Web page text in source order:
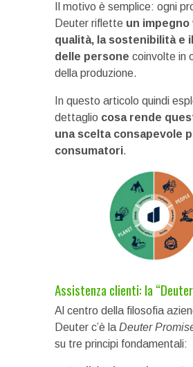
Il motivo è semplice: ogni
Deuter riflette un impegno
qualità, la sostenibilità e
delle persone coinvolte in
della produzione.
In questo articolo quindi
dettaglio cosa rende
una scelta consapevole
consumatori.
Assistenza clienti: la
Al centro della filosofia
Deuter c’è la Deuter
su tre principi fondamentali: